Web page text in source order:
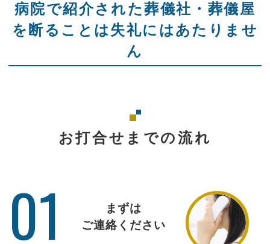
病院で紹介された葬儀社・葬儀屋
を断ることは失礼にはあたりませ
ん
お打合せまでの流れ
01
まずは
ご連絡ください